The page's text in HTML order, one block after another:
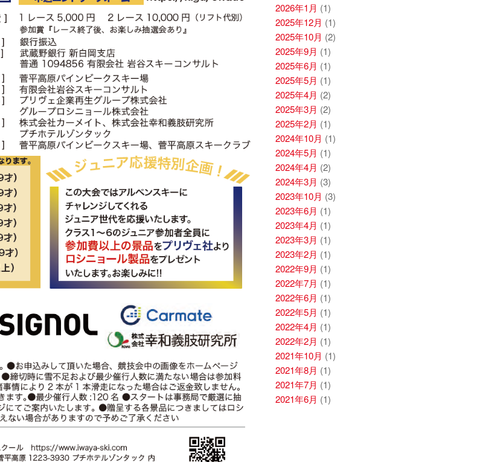
2026年1月 (1)
2025年12月 (1)
2025年10月 (2)
2025年9月 (1)
2025年6月 (1)
2025年5月 (1)
2025年4月 (2)
2025年3月 (2)
2025年2月 (1)
2024年10月 (1)
2024年5月 (1)
2024年4月 (2)
2024年3月 (3)
2023年10月 (3)
2023年6月 (1)
2023年4月 (1)
2023年3月 (1)
2023年2月 (1)
2022年9月 (1)
2022年7月 (1)
2022年6月 (1)
2022年5月 (1)
2022年4月 (1)
2022年2月 (1)
2021年10月 (1)
2021年8月 (1)
2021年7月 (1)
2021年6月 (1)